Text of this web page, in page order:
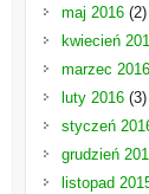
maj 2016(2)
kwiecień
marzec 2016
luty 2016(3)
styczeń
grudzień
listopad